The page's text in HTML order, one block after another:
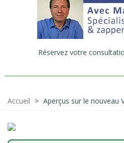
Réservez votre
Accueil > Aperçus sur le nouveau